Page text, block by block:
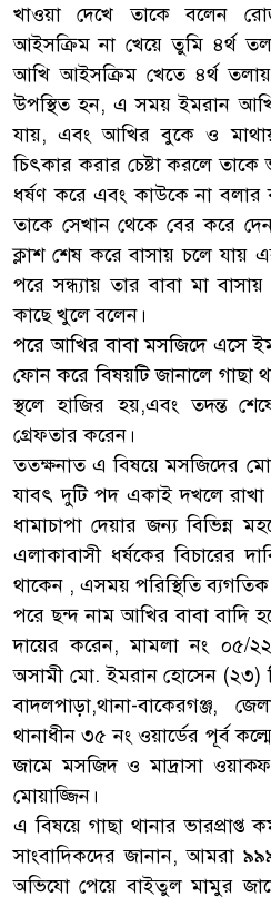
খাওয়া দেখে তাকে বলেন
আইসক্রিম না খেয়ে তুমি ৪র্থ
আখি আইসক্রিম খেতে ৪র্থ
উপস্থিত হন, এ সময় ইমরান
যায়, এবং আখির বুকে ও
চিৎকার করার চেষ্টা করলে
ধর্ষণ করে এবং কাউকে না বলার
তাকে সেখান থেকে বের করে
ক্লাশ শেষ করে বাসায় চলে যায়
পরে সন্ধ্যায় তার বাবা মা
কাছে খুলে বলেন।
পরে আখির বাবা মসজিদে এসে
ফোন করে বিষয়টি জানালে গাছা
স্থলে হাজির হয়,এবং তদন্ত
গ্রেফতার করেন।
ততক্ষনাত এ বিষয়ে মসজিদের
যাবৎ দুটি পদ একাই দখলে
ধামাচাপা দেয়ার জন্য বিভিন্ন
এলাকাবাসী ধর্ষকের বিচারের
থাকেন , এসময় পরিস্থিতি
পরে ছন্দ নাম আখির বাবা বাদি
দায়ের করেন, মামলা নং ০৫/
অসামী মো. ইমরান হোসেন (২৩)
বাদলপাড়া,থানা-বাকেরগঞ্জ,
থানাধীন ৩৫ নং ওয়ার্ডের পূর্ব
জামে মসজিদ ও মাদ্রাসা ওয়াক্ফ
মোয়াজ্জিন।
এ বিষয়ে গাছা থানার ভারপ্রাপ্ত
সাংবাদিকদের জানান, আমরা
অভিযো পেয়ে বাইতুল মামুর